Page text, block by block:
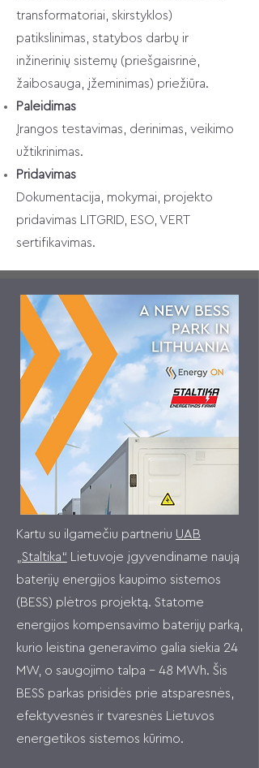
transformatoriai, skirstyklos)
patikslinimas, statybos darbų ir
inžinerinių sistemų (priešgaisrinė,
žaibosauga, įžeminimas) priežiūra.
Paleidimas
Įrangos testavimas, derinimas, veikimo
užtikrinimas.
Pridavimas
Dokumentacija, mokymai, projekto
pridavimas LITGRID, ESO, VERT
sertifikavimas.
Kartu su ilgamečiu partneriu UAB
„Staltika“ Lietuvoje įgyvendiname naują
baterijų energijos kaupimo sistemos
(BESS) plėtros projektą. Statome
energijos kompensavimo baterijų parką,
kurio leistina generavimo galia siekia 24
MW, o saugojimo talpa – 48 MWh. Šis
BESS parkas prisidės prie atsparesnės,
efektyvesnės ir tvaresnės Lietuvos
energetikos sistemos kūrimo.